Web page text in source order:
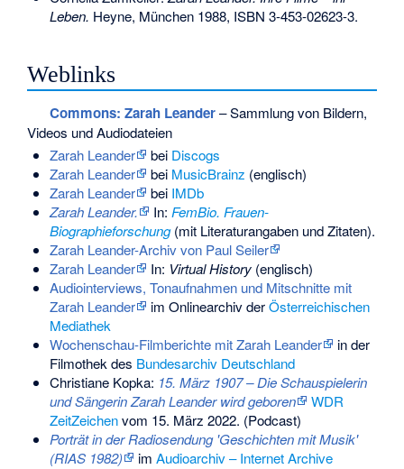
Leben. Heyne, München 1988, ISBN 3-453-02623-3.
Weblinks
Commons: Zarah Leander– Sammlung von Bildern,
Videos und Audiodateien
Zarah Leander
bei Discogs
Zarah Leander
bei MusicBrainz (englisch)
Zarah Leander
bei IMDb
Zarah Leander.
In: FemBio. Frauen-
Biographieforschung(mit Literaturangaben und Zitaten).
Zarah Leander-Archiv von Paul Seiler
Zarah Leander
In: Virtual History(englisch)
Audiointerviews, Tonaufnahmen und Mitschnitte mit
Zarah Leander
im Onlinearchiv derÖsterreichischen
Mediathek
Wochenschau-Filmberichte mit Zarah Leander
in der
Filmothek des Bundesarchiv Deutschland
Christiane Kopka: 15. März 1907 – Die Schauspielerin
und Sängerin Zarah Leander wird geboren
WDR
ZeitZeichenvom 15. März 2022. (Podcast)
Porträt in der Radiosendung 'Geschichten mit Musik'
(RIAS 1982)
im Audioarchiv – Internet Archive